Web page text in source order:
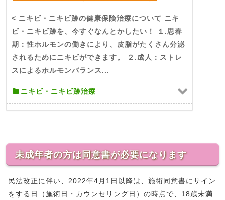
< ニキビ・ニキビ跡の健康保険治療について ニキ
ビ・ニキビ跡を、今すぐなんとかしたい！ １.思春
期：性ホルモンの働きにより、皮脂がたくさん分泌
されるためにニキビができます。 ２.成人：ストレ
スによるホルモンバランス...
ニキビ・ニキビ跡治療
未成年者の方は同意書が必要になります
民法改正に伴い、2022年4月1日以降は、施術同意書にサイン
をする日（施術日・カウンセリング日）の時点で、18歳未満